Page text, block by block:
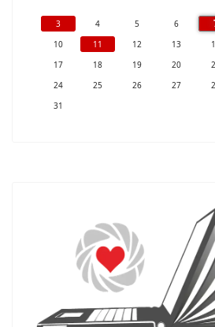
3
4 5 6
10
11 12 13
17
18 19 20
24
25 26 27
31